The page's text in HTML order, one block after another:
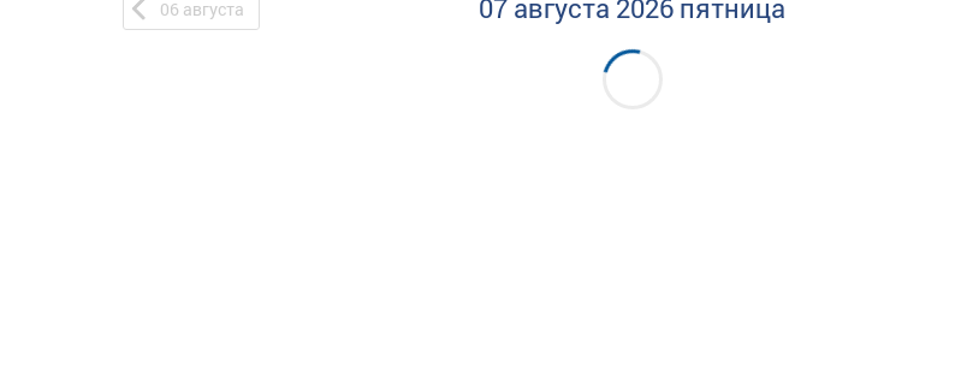
06 августа 07 августа 2026 пятница